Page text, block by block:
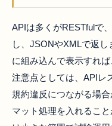
APIは多くがRESTfulで、
し、JSONやXMLで返
に組み込んで表示すれ
注意点としては、APIレ
規約違反につながる場
マット処理を入れるこ